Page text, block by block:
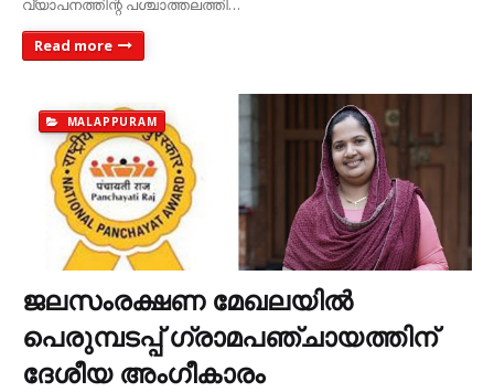
വ്യാപനത്തിന്റ പശ്ചാത്തലത്തി…
Read more
MALAPPURAM
ജലസംരക്ഷണ മേഖലയിൽ
പെരുമ്പടപ്പ് ഗ്രാമപഞ്ചായത്തിന്
ദേശീയ അംഗീകാരം